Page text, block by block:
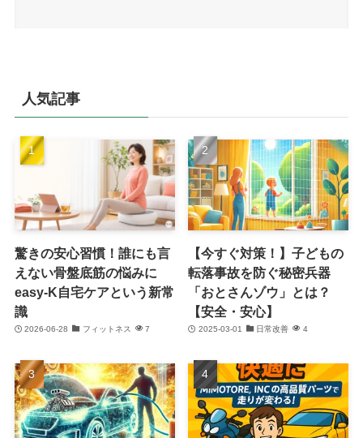
人気記事
驚きの安心習慣！誰にも言
えない骨盤底筋の悩みに
easy-K自宅ケアという新常
識
2026-06-28 フィットネス 7
【今すぐ対策！】子どもの
転落事故を防ぐ秘密兵器
「おとさんゾウ」とは？
【安全・安心】
2025-03-01 日常改善 4